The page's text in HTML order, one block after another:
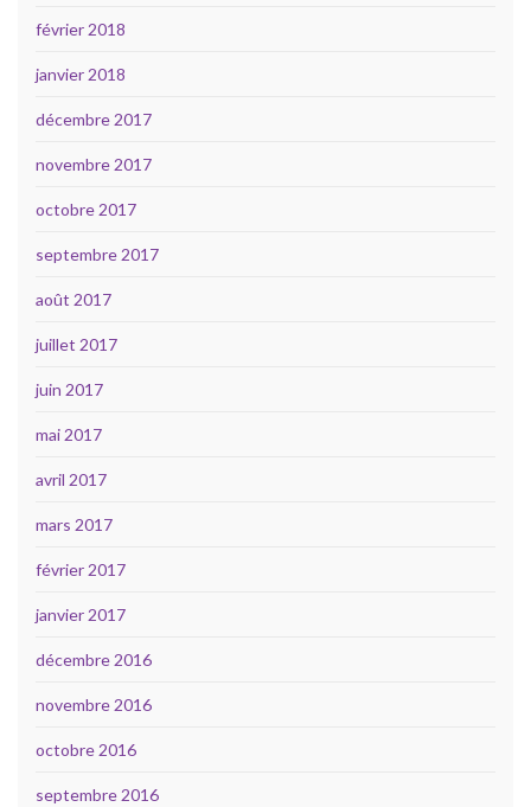
février 2018
janvier 2018
décembre 2017
novembre 2017
octobre 2017
septembre 2017
août 2017
juillet 2017
juin 2017
mai 2017
avril 2017
mars 2017
février 2017
janvier 2017
décembre 2016
novembre 2016
octobre 2016
septembre 2016